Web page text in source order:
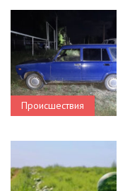
Происшествия